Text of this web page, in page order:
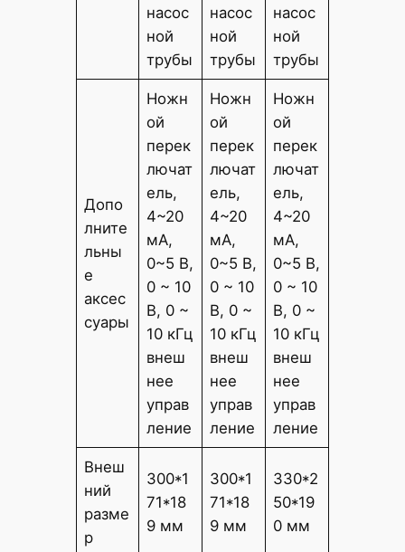
насос
ной
трубы
насос
ной
трубы
насос
ной
трубы
Допо
лните
льны
е
аксес
суары
Ножн
ой
перек
лючат
ель,
4~20
мА,
0~5 В,
0 ~ 10
В, 0 ~
10 кГц
внеш
нее
управ
ление
Ножн
ой
перек
лючат
ель,
4~20
мА,
0~5 В,
0 ~ 10
В, 0 ~
10 кГц
внеш
нее
управ
ление
Ножн
ой
перек
лючат
ель,
4~20
мА,
0~5 В,
0 ~ 10
В, 0 ~
10 кГц
внеш
нее
управ
ление
Внеш
ний
разме
р
300*1
71*18
9 мм
300*1
71*18
9 мм
330*2
50*19
0 мм